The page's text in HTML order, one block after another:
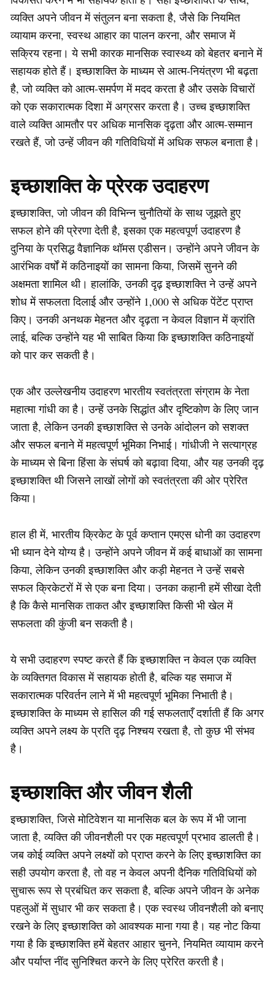
व्यक्ति अपने जीवन में संतुलन बना सकता है, जैसे कि नियमित
व्यायाम करना, स्वस्थ आहार का पालन करना, और समाज में
सक्रिय रहना। ये सभी कारक मानसिक स्वास्थ्य को बेहतर बनाने में
सहायक होते हैं। इच्छाशक्ति के माध्यम से आत्म-नियंत्रण भी बढ़ता
है, जो व्यक्ति को आत्म-समर्पण में मदद करता है और उसके विचारों
को एक सकारात्मक दिशा में अग्रसर करता है। उच्च इच्छाशक्ति
वाले व्यक्ति आमतौर पर अधिक मानसिक दृढ़ता और आत्म-सम्मान
रखते हैं, जो उन्हें जीवन की गतिविधियों में अधिक सफल बनाता है।
इच्छाशक्ति के प्रेरक उदाहरण
इच्छाशक्ति, जो जीवन की विभिन्न चुनौतियों के साथ जूझते हुए
सफल होने की प्रेरणा देती है, इसका एक महत्वपूर्ण उदाहरण है
दुनिया के प्रसिद्ध वैज्ञानिक थॉमस एडीसन। उन्होंने अपने जीवन के
आरंभिक वर्षों में कठिनाइयों का सामना किया, जिसमें सुनने की
अक्षमता शामिल थी। हालांकि, उनकी दृढ़ इच्छाशक्ति ने उन्हें अपने
शोध में सफलता दिलाई और उन्होंने 1,000 से अधिक पेंटेंट प्राप्त
किए। उनकी अनथक मेहनत और दृढ़ता न केवल विज्ञान में क्रांति
लाई, बल्कि उन्होंने यह भी साबित किया कि इच्छाशक्ति कठिनाइयों
को पार कर सकती है।
एक और उल्लेखनीय उदाहरण भारतीय स्वतंत्रता संग्राम के नेता
महात्मा गांधी का है। उन्हें उनके सिद्धांत और दृष्टिकोण के लिए जान
जाता है, लेकिन उनकी इच्छाशक्ति से उनके आंदोलन को सशक्त
और सफल बनाने में महत्वपूर्ण भूमिका निभाई। गांधीजी ने सत्याग्रह
के माध्यम से बिना हिंसा के संघर्ष को बढ़ावा दिया, और यह उनकी दृढ़
इच्छाशक्ति थी जिसने लाखों लोगों को स्वतंत्रता की ओर प्रेरित
किया।
हाल ही में, भारतीय क्रिकेट के पूर्व कप्तान एमएस धोनी का उदाहरण
भी ध्यान देने योग्य है। उन्होंने अपने जीवन में कई बाधाओं का सामना
किया, लेकिन उनकी इच्छाशक्ति और कड़ी मेहनत ने उन्हें सबसे
सफल क्रिकेटरों में से एक बना दिया। उनका कहानी हमें सीखा देती
है कि कैसे मानसिक ताकत और इच्छाशक्ति किसी भी खेल में
सफलता की कुंजी बन सकती है।
ये सभी उदाहरण स्पष्ट करते हैं कि इच्छाशक्ति न केवल एक व्यक्ति
के व्यक्तिगत विकास में सहायक होती है, बल्कि यह समाज में
सकारात्मक परिवर्तन लाने में भी महत्वपूर्ण भूमिका निभाती है।
इच्छाशक्ति के माध्यम से हासिल की गई सफलताएँ दर्शाती हैं कि अगर
व्यक्ति अपने लक्ष्य के प्रति दृढ़ निश्चय रखता है, तो कुछ भी संभव
है।
इच्छाशक्ति और जीवन शैली
इच्छाशक्ति, जिसे मोटिवेशन या मानसिक बल के रूप में भी जाना
जाता है, व्यक्ति की जीवनशैली पर एक महत्वपूर्ण प्रभाव डालती है।
जब कोई व्यक्ति अपने लक्ष्यों को प्राप्त करने के लिए इच्छाशक्ति का
सही उपयोग करता है, तो वह न केवल अपनी दैनिक गतिविधियों को
सुचारू रूप से प्रबंधित कर सकता है, बल्कि अपने जीवन के अनेक
पहलुओं में सुधार भी कर सकता है। एक स्वस्थ जीवनशैली को बनाए
रखने के लिए इच्छाशक्ति को आवश्यक माना गया है। यह नोट किया
गया है कि इच्छाशक्ति हमें बेहतर आहार चुनने, नियमित व्यायाम करने
और पर्याप्त नींद सुनिश्चित करने के लिए प्रेरित करती है।